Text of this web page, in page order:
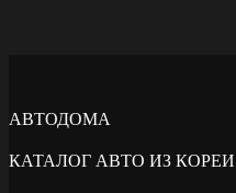
АВТОДОМА
КАТАЛОГ АВТО ИЗ КОРЕИ